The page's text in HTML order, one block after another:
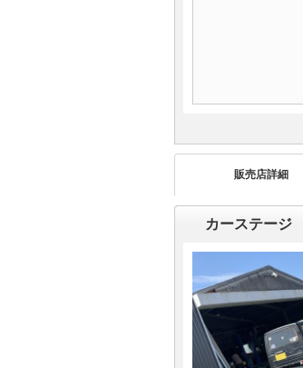
販売店詳細
カーステージ